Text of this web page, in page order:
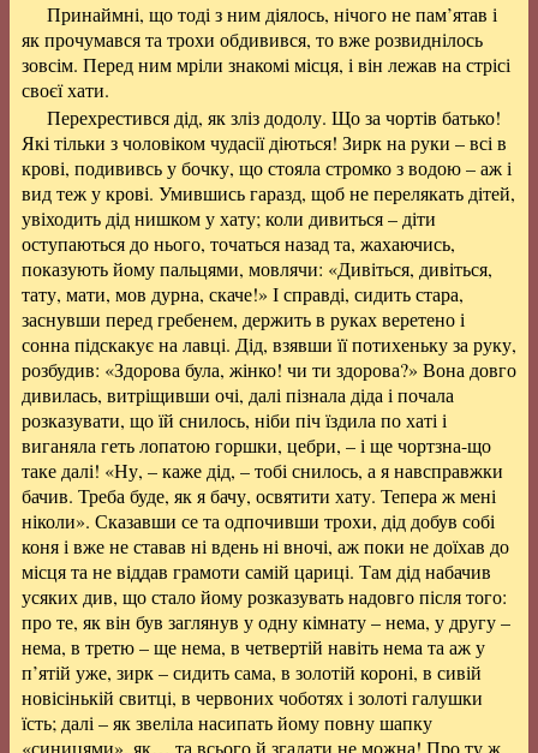
Принаймні, що тоді з ним діялось, нічого не пам’ятав і
як прочумався та трохи обдивився, то вже розвиднілось
зовсім. Перед ним мріли знакомі місця, і він лежав на стрісі
своєї хати.
Перехрестився дід, як зліз додолу. Що за чортів батько!
Які тільки з чоловіком чудасії діються! Зирк на руки – всі в
крові, подививсь у бочку, що стояла стромко з водою – аж і
вид теж у крові. Умившись гаразд, щоб не перелякать дітей,
увіходить дід нишком у хату; коли дивиться – діти
оступаються до нього, точаться назад та, жахаючись,
показують йому пальцями, мовлячи: «Дивіться, дивіться,
тату, мати, мов дурна, скаче!» І справді, сидить стара,
заснувши перед гребенем, держить в руках веретено і
сонна підскакує на лавці. Дід, взявши її потихеньку за руку,
розбудив: «Здорова була, жінко! чи ти здорова?» Вона довго
дивилась, витріщивши очі, далі пізнала діда і почала
розказувати, що їй снилось, ніби піч їздила по хаті і
виганяла геть лопатою горшки, цебри, – і ще чортзна-що
таке далі! «Ну, – каже дід, – тобі снилось, а я навсправжки
бачив. Треба буде, як я бачу, освятити хату. Тепера ж мені
ніколи». Сказавши се та одпочивши трохи, дід добув собі
коня і вже не ставав ні вдень ні вночі, аж поки не доїхав до
місця та не віддав грамоти самій цариці. Там дід набачив
усяких див, що стало йому розказувать надовго після того:
про те, як він був заглянув у одну кімнату – нема, у другу –
нема, в третю – ще нема, в четвертій навіть нема та аж у
п’ятій уже, зирк – сидить сама, в золотій короні, в сивій
новісінькій свитці, в червоних чоботях і золоті галушки
їсть; далі – як звеліла насипать йому повну шапку
«синицями», як… та всього й згадати не можна! Про ту ж